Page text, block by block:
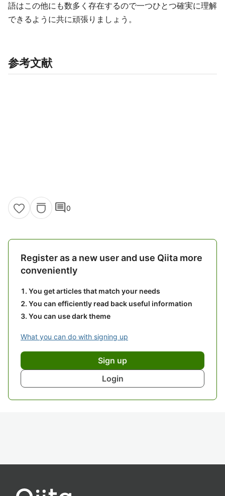
語はこの他にも数多く存在するので一つひとつ確実に理解
できるように共に頑張りましょう。
参考文献
comment0
Register as a new user and use Qiita more
conveniently
You get articles that match your needs
You can efficiently read back useful information
You can use dark theme
What you can do with signing up
Sign up
Login